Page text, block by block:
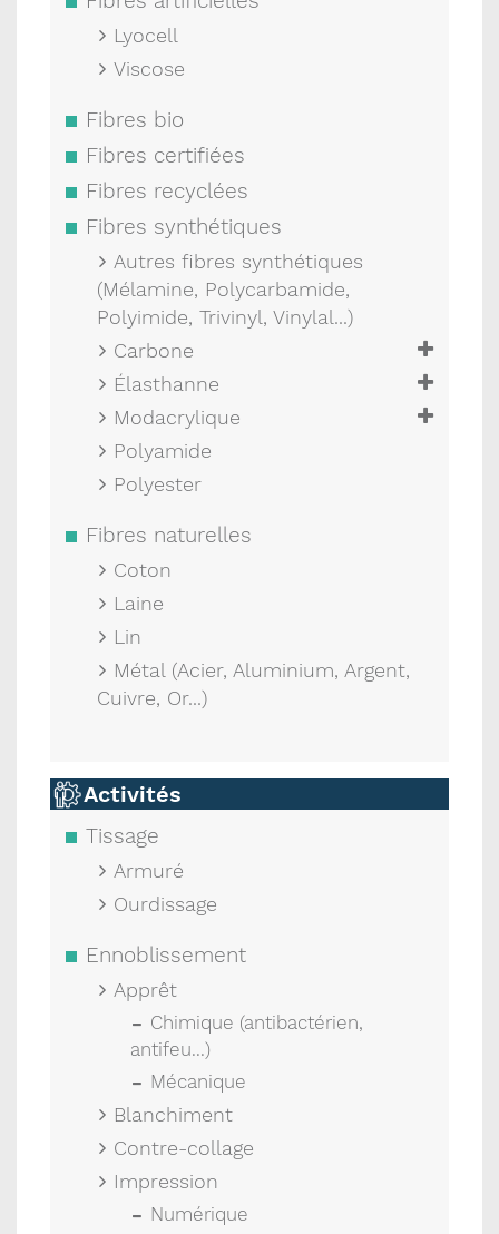
Lyocell
Viscose
Fibres bio
Fibres certifiées
Fibres recyclées
Fibres synthétiques
Autres fibres synthétiques
(Mélamine, Polycarbamide,
Polyimide, Trivinyl, Vinylal...)
Carbone
Élasthanne
Modacrylique
Polyamide
Polyester
Fibres naturelles
Coton
Laine
Lin
Métal (Acier, Aluminium, Argent,
Cuivre, Or...)
Activités
Tissage
Armuré
Ourdissage
Ennoblissement
Apprêt
Chimique (antibactérien,
antifeu...)
Mécanique
Blanchiment
Contre-collage
Impression
Numérique